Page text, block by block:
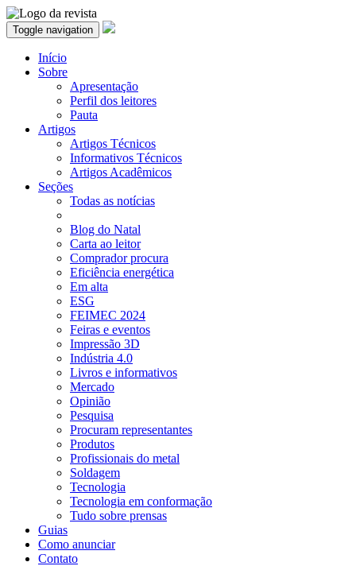
Toggle navigation
Início
Sobre
Apresentação
Perfil dos leitores
Pauta
Artigos
Artigos Técnicos
Informativos Técnicos
Artigos Acadêmicos
Seções
Todas as notícias
Blog do Natal
Carta ao leitor
Comprador procura
Eficiência energética
Em alta
ESG
FEIMEC 2024
Feiras e eventos
Impressão 3D
Indústria 4.0
Livros e informativos
Mercado
Opinião
Pesquisa
Procuram representantes
Produtos
Profissionais do metal
Soldagem
Tecnologia
Tecnologia em conformação
Tudo sobre prensas
Guias
Como anunciar
Contato